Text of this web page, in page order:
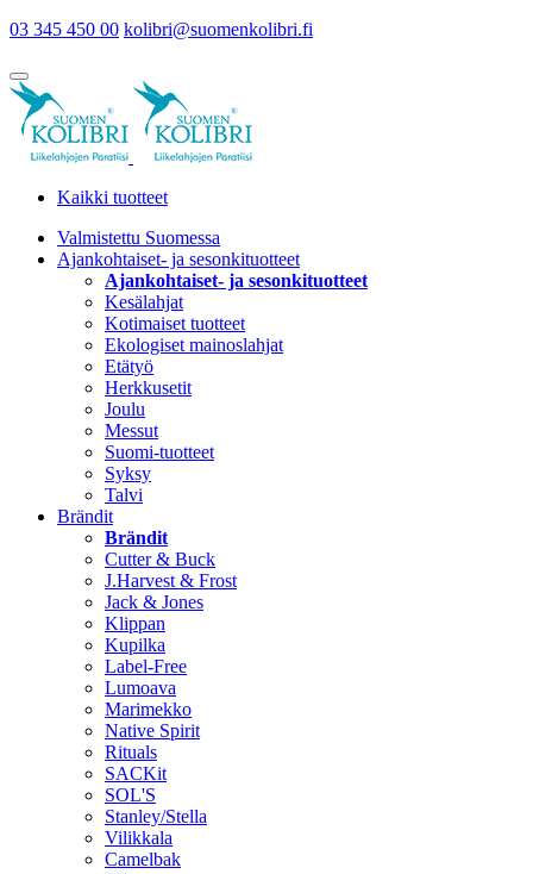
03 345 450 00 kolibri@suomenkolibri.fi
Kaikki tuotteet
Valmistettu Suomessa
Ajankohtaiset- ja sesonkituotteet
Ajankohtaiset- ja sesonkituotteet
Kesälahjat
Kotimaiset tuotteet
Ekologiset mainoslahjat
Etätyö
Herkkusetit
Joulu
Messut
Suomi-tuotteet
Syksy
Talvi
Brändit
Brändit
Cutter & Buck
J.Harvest & Frost
Jack & Jones
Klippan
Kupilka
Label-Free
Lumoava
Marimekko
Native Spirit
Rituals
SACKit
SOL'S
Stanley/Stella
Vilikkala
Camelbak